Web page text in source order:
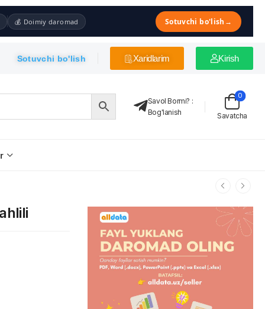
💰 Doimiy daromad Sotuvchi bo'lish →
Sotuvchi bo'lish Xaridlarim Kirish
Savol Bormi? :
Bog'lanish
Savatcha
0